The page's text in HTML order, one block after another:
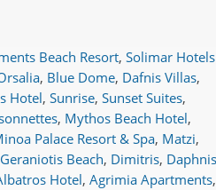
Beach Resort, Solimar Hotels
, Blue Dome, Dafnis Villas,
Hotel, Sunrise, Sunset Suites,
, Mythos Beach Hotel,
Palace Resort & Spa, Matzi,
Geraniotis Beach, Dimitris, Daphnis
Hotel, Agrimia Apartments,